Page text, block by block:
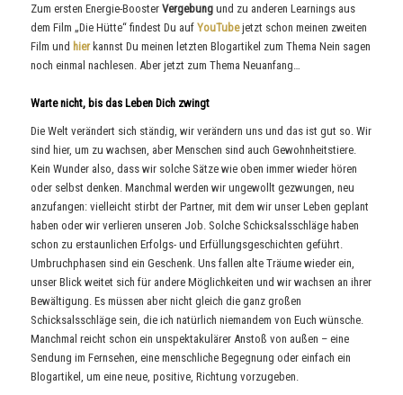
Zum ersten Energie-BoosterVergebung und zu anderen Learnings aus
dem Film „Die Hütte“ findest Du aufYouTubejetzt schon meinen zweiten
Film und hierkannst Du meinen letzten Blogartikel zum Thema Nein sagen
noch einmal nachlesen. Aber jetzt zum Thema Neuanfang…
Warte nicht, bis das Leben Dich zwingt
Die Welt verändert sich ständig, wir verändern uns und das ist gut so. Wir
sind hier, um zu wachsen, aber Menschen sind auch Gewohnheitstiere.
Kein Wunder also, dass wir solche Sätze wie oben immer wieder hören
oder selbst denken. Manchmal werden wir ungewollt gezwungen, neu
anzufangen: vielleicht stirbt der Partner, mit dem wir unser Leben geplant
haben oder wir verlieren unseren Job. Solche Schicksalsschläge haben
schon zu erstaunlichen Erfolgs- und Erfüllungsgeschichten geführt.
Umbruchphasen sind ein Geschenk. Uns fallen alte Träume wieder ein,
unser Blick weitet sich für andere Möglichkeiten und wir wachsen an ihrer
Bewältigung. Es müssen aber nicht gleich die ganz großen
Schicksalsschläge sein, die ich natürlich niemandem von Euch wünsche.
Manchmal reicht schon ein unspektakulärer Anstoß von außen – eine
Sendung im Fernsehen, eine menschliche Begegnung oder einfach ein
Blogartikel, um eine neue, positive, Richtung vorzugeben.